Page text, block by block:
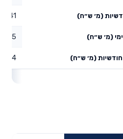
(מ׳ ש״ח) 3.41
(מ׳ ש״ח)
(מ׳ ש״ח)